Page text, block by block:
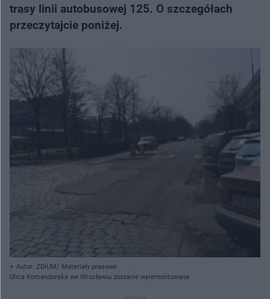
trasy linii autobusowej 125. O szczegółach
przeczytajcie poniżej.
Autor: ZDiUM/ Materiały prasowe
Ulica Komandorska we Wrocławiu zostanie wyremontowana